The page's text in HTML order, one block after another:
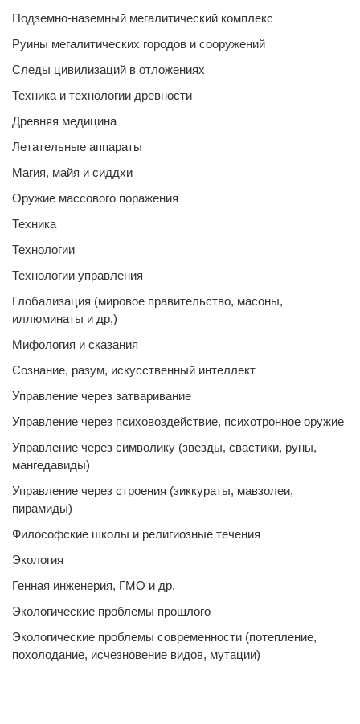
Подземно-наземный мегалитический комплекс
Руины мегалитических городов и сооружений
Следы цивилизаций в отложениях
Техника и технологии древности
Древняя медицина
Летательные аппараты
Магия, майя и сиддхи
Оружие массового поражения
Техника
Технологии
Технологии управления
Глобализация (мировое правительство, масоны,
иллюминаты и др,)
Мифология и сказания
Сознание, разум, искусственный интеллект
Управление через затваривание
Управление через психовоздействие, психотронное оружие
Управление через символику (звезды, свастики, руны,
мангедавиды)
Управление через строения (зиккураты, мавзолеи,
пирамиды)
Философские школы и религиозные течения
Экология
Генная инженерия, ГМО и др.
Экологические проблемы прошлого
Экологические проблемы современности (потепление,
похолодание, исчезновение видов, мутации)